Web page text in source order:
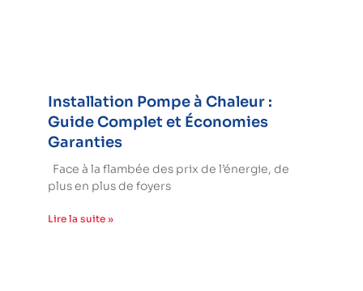
Installation Pompe à Chaleur :
Guide Complet et Économies
Garanties
Face à la flambée des prix de l’énergie, de
plus en plus de foyers
Lire la suite »